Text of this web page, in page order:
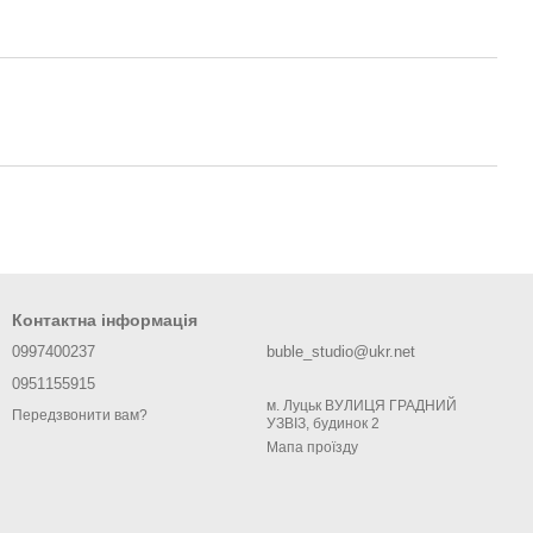
Контактна інформація
0997400237
0951155915
Передзвонити вам?
buble_studio@ukr.net
м. Луцьк ВУЛИЦЯ ГРАДНИЙ
УЗВІЗ, будинок 2
Мапа проїзду